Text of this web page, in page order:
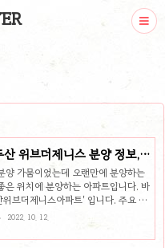
위브더제니스 분양 정보,
분석
양 가뭄이었는데 오랜만에 분양하는
은 위치에 분양하는 아파트입니다. 바
브더제니스아파트' 입니다. 주요 교
가 좀 있는 위치이지만 그래도 에버
도보로 이용 가능한 거리에 위치해 있
트 단지입니다. 동백호수공원 두산위
2022. 10. 12.